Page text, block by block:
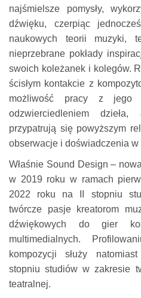
najśmielsze pomysły,
dźwięku, czerpiąc
naukowych teorii muzyki,
nieprzebrane pokłady
swoich koleżanek i kolegów.
ścisłym kontakcie z
możliwość pracy z jego
odzwierciedleniem
przypatrują się powyższym
obserwacje i doświadczenia
Właśnie Sound Design –
w 2019 roku w ramach
2022 roku na II stopniu
twórcze pasje kreatorom
dźwiękowych do gier
multimedialnych.
kompozycji służy
stopniu studiów w zakresie
teatralnej.